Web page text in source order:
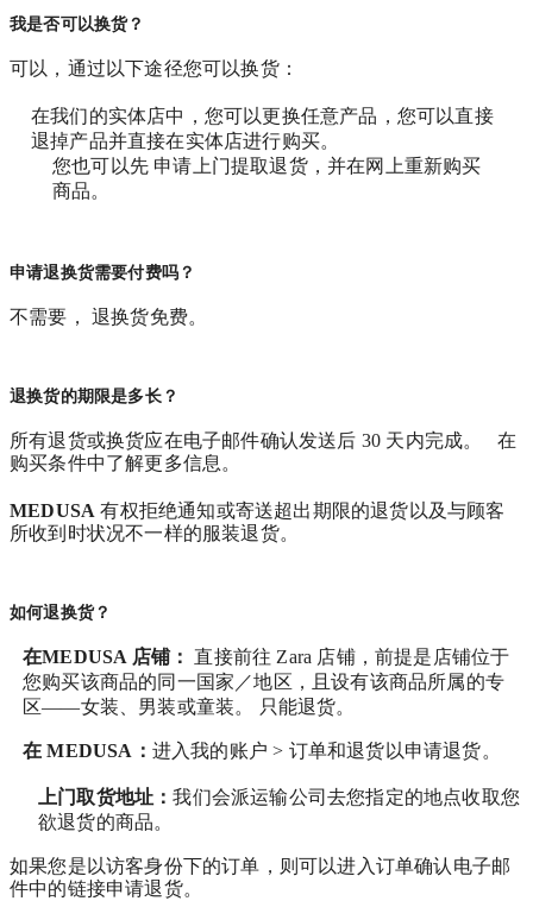
我是否可以换货？
可以，通过以下途径您可以换货：
在我们的实体店中，您可以更换任意产品，您可以直接
退掉产品并直接在实体店进行购买。
您也可以先 申请上门提取退货，并在网上重新购买
商品。
申请退换货需要付费吗？
不需要， 退换货免费。
退换货的期限是多长？
所有退货或换货应在电子邮件确认发送后 30 天内完成。 在
购买条件中了解更多信息。
MEDUSA有权拒绝通知或寄送超出期限的退货以及与顾客
所收到时状况不一样的服装退货。
如何退换货？
在MEDUSA 店铺：直接前往 Zara 店铺，前提是店铺位于
您购买该商品的同一国家／地区，且设有该商品所属的专
区——女装、男装或童装。 只能退货。
在MEDUSA ： 进入我的账户 > 订单和退货 以申请退货。
上门取货地址：我们会派运输公司去您指定的地点收取您
欲退货的商品。
如果您是以访客身份下的订单，则可以进入订单确认电子邮
件中的链接申请退货。